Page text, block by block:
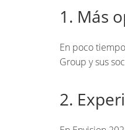
1. Más
En poco
Group y sus
2.